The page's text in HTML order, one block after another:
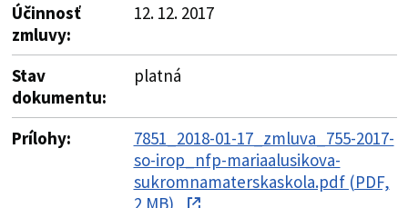
Účinnosť
zmluvy:
12. 12. 2017
Stav
dokumentu:
platná
Prílohy:
7851_2018-01-17_zmluva_755-2017-
so-irop_nfp-mariaalusikova-
sukromnamaterskaskola.pdf (PDF,
2 MB)